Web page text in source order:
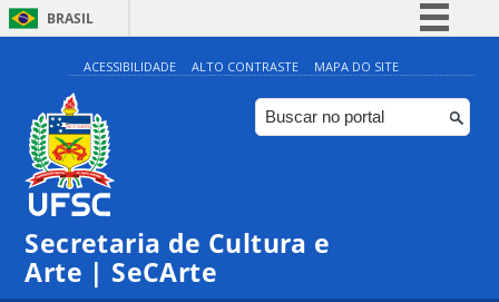
BRASIL
Simplifique!
Comunica BR
Participe
ACESSIBILIDADE ALTO CONTRASTE MAPA DO SITE
Secretaria de Cultura e
Arte | SeCArte
0:00
1:00